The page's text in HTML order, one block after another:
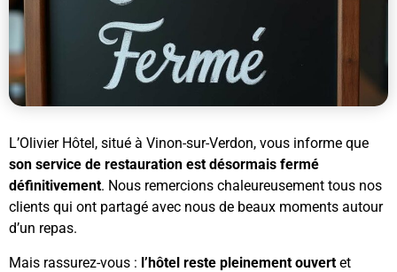
L’Olivier Hôtel, situé à Vinon-sur-Verdon, vous informe que
son service de restauration est désormais fermé
définitivement. Nous remercions chaleureusement tous nos
clients qui ont partagé avec nous de beaux moments autour
d’un repas.
Mais rassurez-vous : l’hôtel reste pleinement ouvert et